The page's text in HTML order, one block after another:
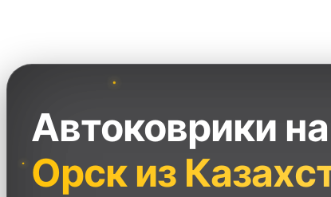
Перейти
к
содержимому
Автоковрики
Орск из